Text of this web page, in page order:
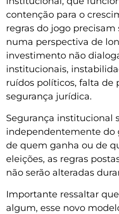
contenção para o
regras do jogo precisam
numa perspectiva de
investimento não
institucionais,
ruídos políticos, falta de
segurança jurídica.
Segurança institucional
independentemente do
de quem ganha ou de
eleições, as regras
não serão alteradas
Importante ressaltar
algum, esse novo